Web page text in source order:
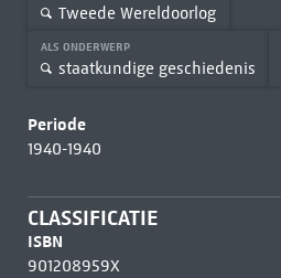
Tweede Wereldoorlog
ALS ONDERWERP
staatkundige geschiedenis
Periode
1940-1940
CLASSIFICATIE
ISBN
901208959X